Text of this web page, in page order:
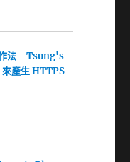
法 - Tsung's
產生 HTTPS